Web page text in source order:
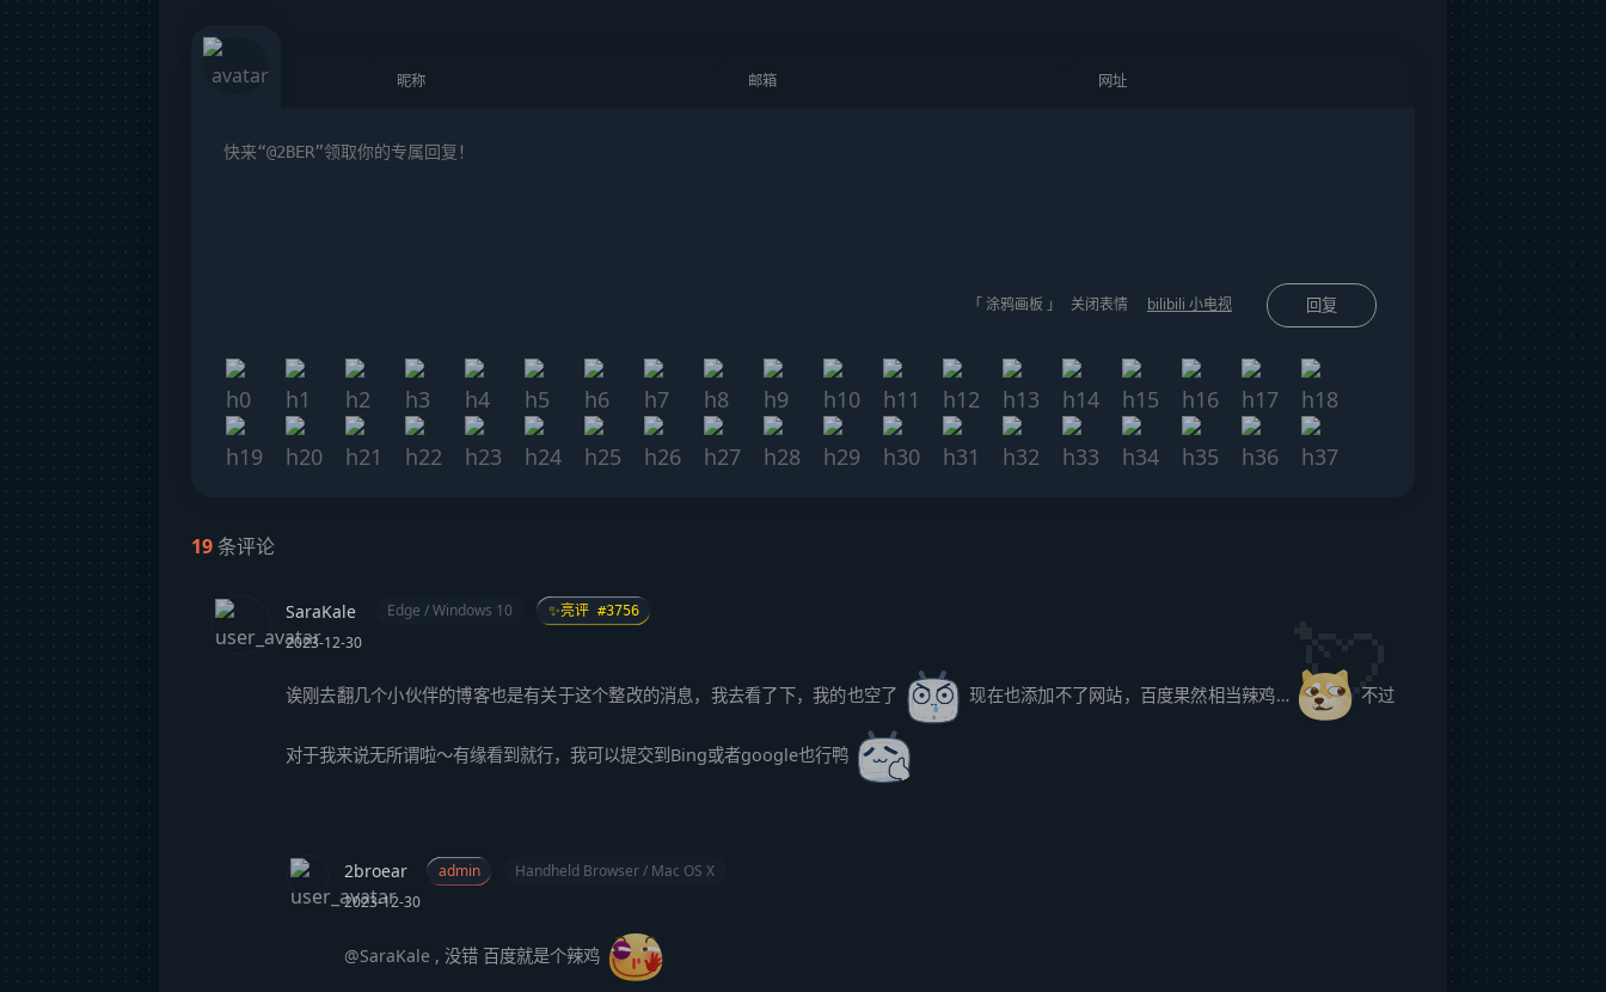
「 涂鸦画板 」 关闭表情 bilibili 小电视 回复
19条评论
SaraKale Edge / Windows 10 ✨亮评 #3756
2023-12-30
诶刚去翻几个小伙伴的博客也是有关于这个整改的消息，我去看了下，我的也空了 现在也添加不了网站，百度果然相当辣鸡… 不过
对于我来说无所谓啦～有缘看到就行，我可以提交到Bing或者google也行鸭
2broear admin
Handheld Browser / Mac OS X
2023-12-30
@SaraKale , 没错 百度就是个辣鸡